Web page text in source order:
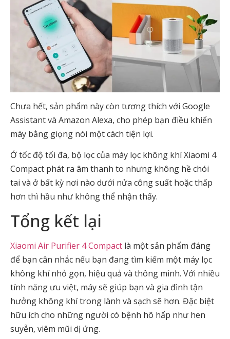
Chưa hết, sản phẩm này còn tương thích với Google
Assistant và Amazon Alexa, cho phép bạn điều khiển
máy bằng giọng nói một cách tiện lợi.
Ở tốc độ tối đa, bộ lọc của máy lọc không khí Xiaomi 4
Compact phát ra âm thanh to nhưng không hề chói
tai và ở bất kỳ nơi nào dưới nửa công suất hoặc thấp
hơn thì hầu như không thể nhận thấy.
Tổng kết lại
Xiaomi Air Purifier 4 Compact là một sản phẩm đáng
để bạn cân nhắc nếu bạn đang tìm kiếm một máy lọc
không khí nhỏ gọn, hiệu quả và thông minh. Với nhiều
tính năng ưu việt, máy sẽ giúp bạn và gia đình tận
hưởng không khí trong lành và sạch sẽ hơn. Đặc biệt
hữu ích cho những người có bệnh hô hấp như hen
suyễn, viêm mũi dị ứng.